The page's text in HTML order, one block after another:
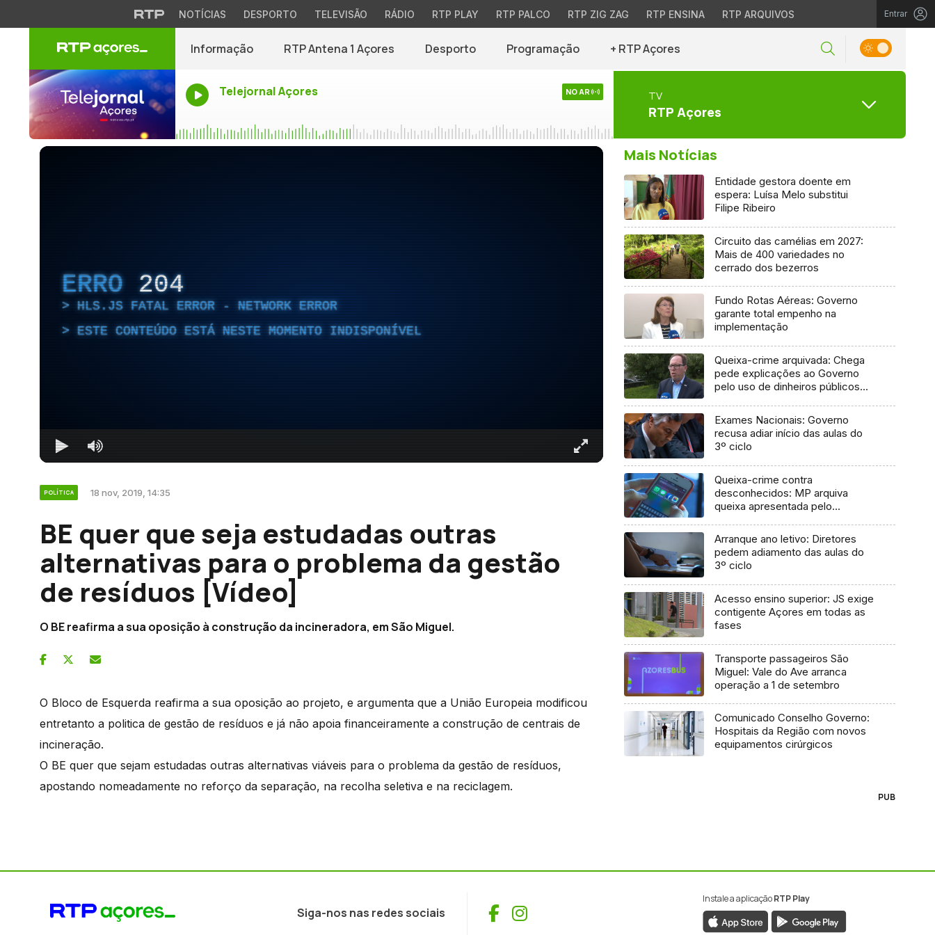
NOTÍCIAS DESPORTO TELEVISÃO RÁDIO RTP PLAY RTP PALCO RTP ZIG ZAG RTP ENSINA RTP ARQUIVOS Entrar
Informação RTP Antena 1 Açores Desporto Programação + RTP Açores
Telejornal Açores NO AR TV
RTP Açores
ERRO 204
HLS.JS FATAL ERROR - NETWORK ERROR
ESTE CONTEÚDO ESTÁ NESTE MOMENTO INDISPONÍVEL
POLÍTICA 18 nov, 2019, 14:35
BE quer que seja estudadas outras
alternativas para o problema da gestão
de resíduos [Vídeo]
O BE reafirma a sua oposição à construção da incineradora, em São Miguel.
O Bloco de Esquerda reafirma a sua oposição ao projeto, e argumenta que a União Europeia modificou
entretanto a politica de gestão de resíduos e já não apoia financeiramente a construção de centrais de
incineração.
O BE quer que sejam estudadas outras alternativas viáveis para o problema da gestão de resíduos,
apostando nomeadamente no reforço da separação, na recolha seletiva e na reciclagem.
Mais Notícias
Entidade gestora doente em
espera: Luísa Melo substitui
Filipe Ribeiro
Circuito das camélias em 2027:
Mais de 400 variedades no
cerrado dos bezerros
Fundo Rotas Aéreas: Governo
garante total empenho na
implementação
Queixa-crime arquivada: Chega
pede explicações ao Governo
pelo uso de dinheiros públicos
Exames Nacionais: Governo
recusa adiar início das aulas do
3º ciclo
Queixa-crime contra
desconhecidos: MP arquiva
queixa apresentada pelo
Arranque ano letivo: Diretores
pedem adiamento das aulas do
3º ciclo
Acesso ensino superior: JS exige
contigente Açores em todas as
fases
Transporte passageiros São
Miguel: Vale do Ave arranca
operação a 1 de setembro
Comunicado Conselho Governo:
Hospitais da Região com novos
equipamentos cirúrgicos
PUB
Siga-nos nas redes sociais Facebook
Instagram
Instale a aplicaçãoRTP Play